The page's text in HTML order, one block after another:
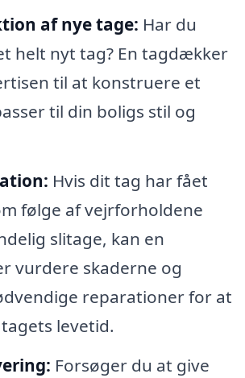
af nye tage: Har du
helt nyt tag? En tagdækker
til at konstruere et
til din boligs stil og
Hvis dit tag har fået
følge af vejrforholdene
slitage, kan en
vurdere skaderne og
reparationer for at
levetid.
Forsøger du at give